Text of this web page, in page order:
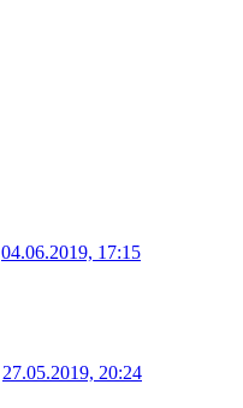
04.06.2019, 17:15
27.05.2019, 20:24